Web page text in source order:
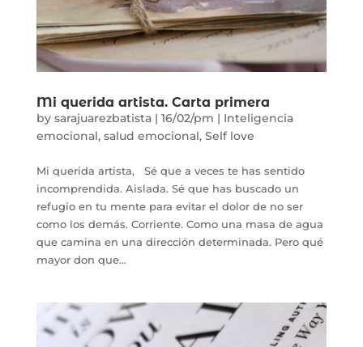
Mi querida artista. Carta primera
by sarajuarezbatista| 16/02/pm | Inteligencia
emocional, salud emocional, Self love
Mi querida artista, Sé que a veces te has sentido
incomprendida. Aislada. Sé que has buscado un
refugio en tu mente para evitar el dolor de no ser
como los demás. Corriente. Como una masa de agua
que camina en una dirección determinada. Pero qué
mayor don que...